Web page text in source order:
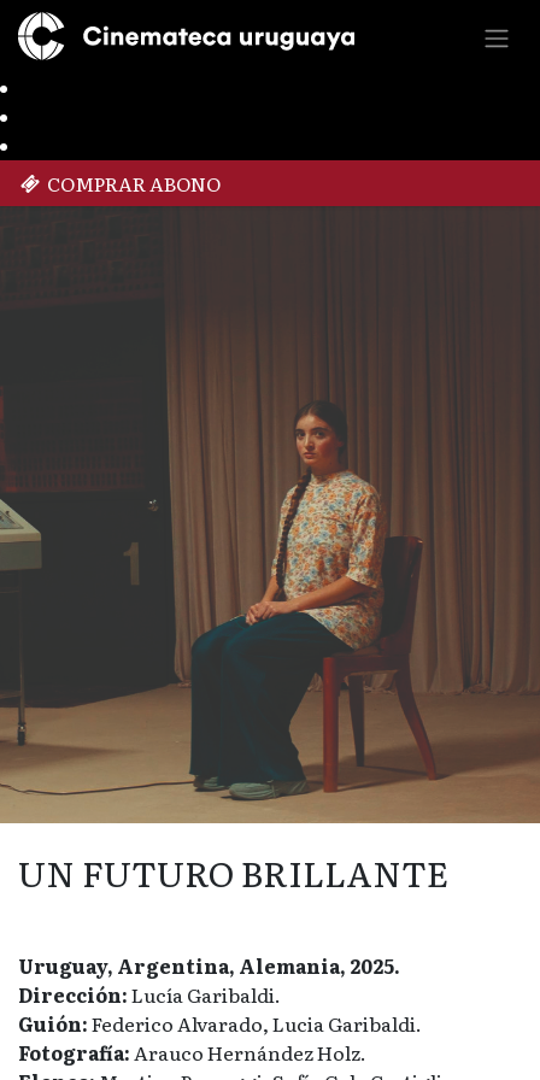
COMPRAR ABONO
UN FUTURO BRILLANTE
Uruguay, Argentina, Alemania, 2025.
Dirección:Lucía Garibaldi.
Guión:Federico Alvarado, Lucia Garibaldi.
Fotografía:Arauco Hernández Holz.